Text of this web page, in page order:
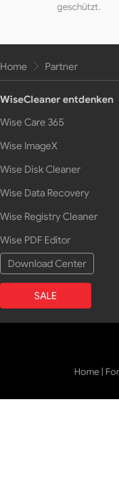
geschützt.
Home Partner
WiseCleaner entdenken
Wise Care 365
Wise ImageX
Wise Disk Cleaner
Wise Data Recovery
Wise Registry Cleaner
Wise PDF Editor
Download Center
SALE
Home |